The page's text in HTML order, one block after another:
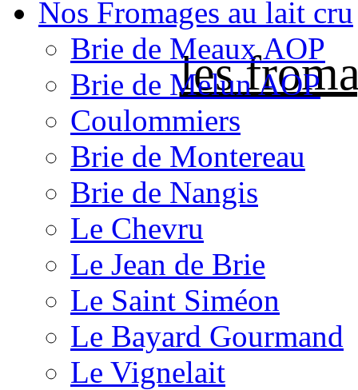
les
Nos Fromages au lait cru
Brie de Meaux AOP
Brie de Melun AOP
Coulommiers
Brie de Montereau
Brie de Nangis
Le Chevru
Le Jean de Brie
Le Saint Siméon
Le Bayard Gourmand
Le Vignelait